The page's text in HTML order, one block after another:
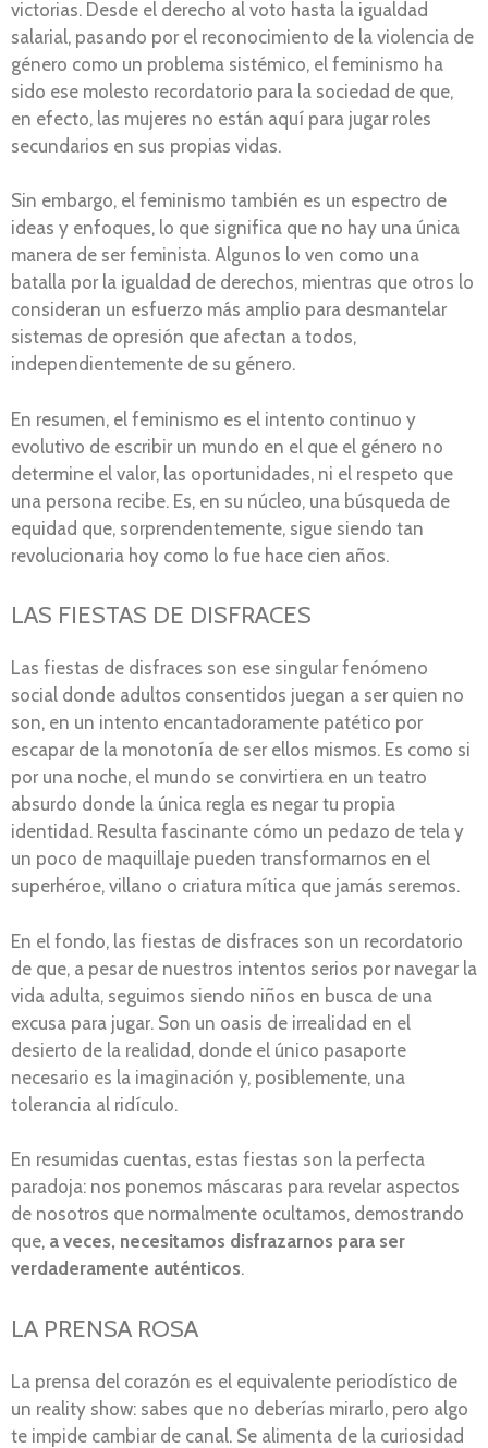
victorias. Desde el derecho al voto hasta la igualdad
salarial, pasando por el reconocimiento de la violencia de
género como un problema sistémico, el feminismo ha
sido ese molesto recordatorio para la sociedad de que,
en efecto, las mujeres no están aquí para jugar roles
secundarios en sus propias vidas.
Sin embargo, el feminismo también es un espectro de
ideas y enfoques, lo que significa que no hay una única
manera de ser feminista. Algunos lo ven como una
batalla por la igualdad de derechos, mientras que otros lo
consideran un esfuerzo más amplio para desmantelar
sistemas de opresión que afectan a todos,
independientemente de su género.
En resumen, el feminismo es el intento continuo y
evolutivo de escribir un mundo en el que el género no
determine el valor, las oportunidades, ni el respeto que
una persona recibe. Es, en su núcleo, una búsqueda de
equidad que, sorprendentemente, sigue siendo tan
revolucionaria hoy como lo fue hace cien años.
LAS FIESTAS DE DISFRACES
Las fiestas de disfraces son ese singular fenómeno
social donde adultos consentidos juegan a ser quien no
son, en un intento encantadoramente patético por
escapar de la monotonía de ser ellos mismos. Es como si
por una noche, el mundo se convirtiera en un teatro
absurdo donde la única regla es negar tu propia
identidad. Resulta fascinante cómo un pedazo de tela y
un poco de maquillaje pueden transformarnos en el
superhéroe, villano o criatura mítica que jamás seremos.
En el fondo, las fiestas de disfraces son un recordatorio
de que, a pesar de nuestros intentos serios por navegar la
vida adulta, seguimos siendo niños en busca de una
excusa para jugar. Son un oasis de irrealidad en el
desierto de la realidad, donde el único pasaporte
necesario es la imaginación y, posiblemente, una
tolerancia al ridículo.
En resumidas cuentas, estas fiestas son la perfecta
paradoja: nos ponemos máscaras para revelar aspectos
de nosotros que normalmente ocultamos, demostrando
que, a veces, necesitamos disfrazarnos para ser
verdaderamente auténticos.
LA PRENSA ROSA
La prensa del corazón es el equivalente periodístico de
un reality show: sabes que no deberías mirarlo, pero algo
te impide cambiar de canal. Se alimenta de la curiosidad